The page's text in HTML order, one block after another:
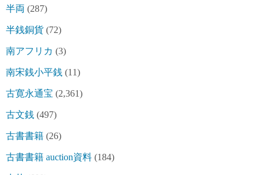
半両 (287)
半銭銅貨 (72)
南アフリカ (3)
南宋銭小平銭 (11)
古寛永通宝 (2,361)
古文銭 (497)
古書書籍 (26)
古書書籍 auction資料 (184)